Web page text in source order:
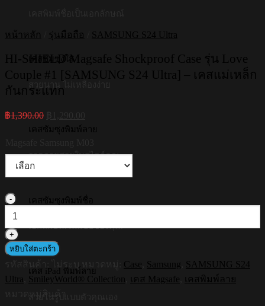
เคสซัมซุงใส
เคสซัมซุงพิมพ์ลาย
รวดลายสวยในสไตล์คุณ
เคสซัมซุงพิมพ์ชื่อ
เอกลักษณ์ในแบบของคุณ
เคส iPad พิมพ์ลาย
หน้าหลัก รุ่นมือถือ SAMSUNG S24 Ultra
HI-SHIELD Magsafe Shockproof Case รุ่น Love
Couple #1 [SAMSUNG S24 Ultra] – เคสแม่เหล็ก
กันกระแทก
฿1,390.00
price
was:
จำนวน
SHIELD
Magsafe
Shockproof
Case
Love
หยิบใส่ตะกร้า
Case Samsung
SAMSUNG S24
Ultra
SmileyWorld® Collection เคส Magsafe
เคสพิมพ์ลาย